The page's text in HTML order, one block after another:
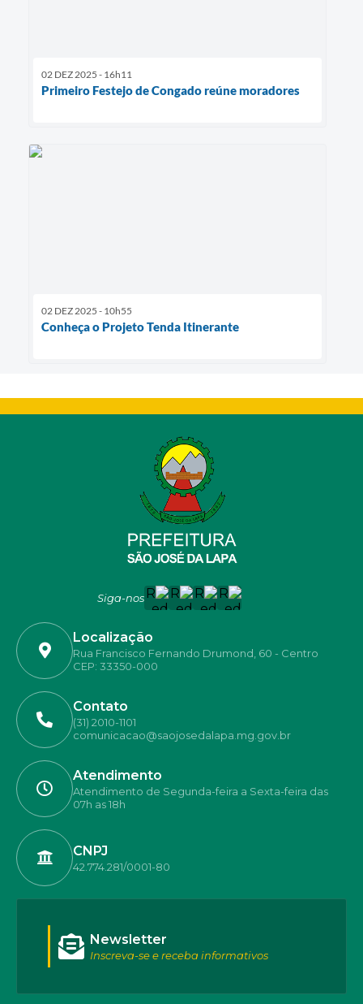
02 DEZ 2025 - 16h11
Primeiro Festejo de Congado reúne moradores
02 DEZ 2025 - 10h55
Conheça o Projeto Tenda Itinerante
Siga-nos
Localização
Rua Francisco Fernando Drumond, 60 - Centro
CEP: 33350-000
Contato
(31) 2010-1101
comunicacao@saojosedalapa.mg.gov.br
Atendimento
Atendimento de Segunda-feira a Sexta-feira das
07h as 18h
CNPJ
42.774.281/0001-80
Newsletter
Inscreva-se e receba informativos